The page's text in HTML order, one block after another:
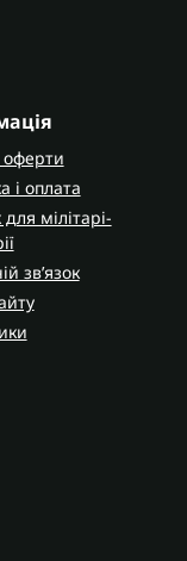
оферти
і оплата
мілітарі-
зв’язок